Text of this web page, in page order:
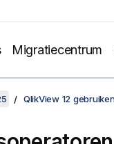
Migratiecentrum
QlikView 12